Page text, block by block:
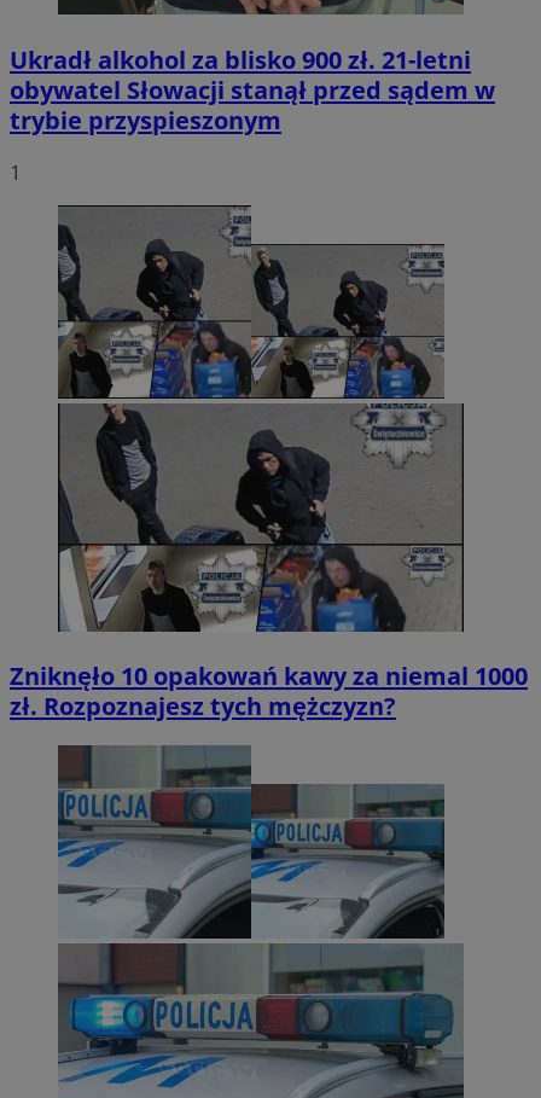
Ukradł alkohol za blisko 900 zł. 21-letni
obywatel Słowacji stanął przed sądem w
trybie przyspieszonym
1
Zniknęło 10 opakowań kawy za niemal 1000
zł. Rozpoznajesz tych mężczyzn?